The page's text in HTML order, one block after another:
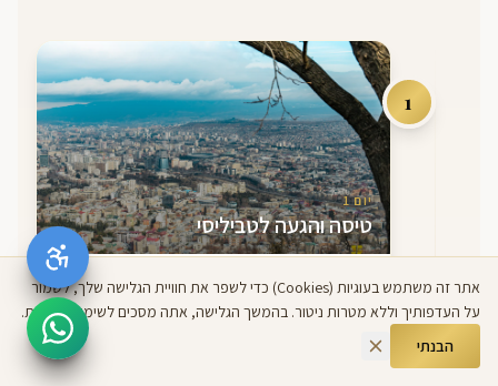
1
יום 1
טיסה והגעה לטביליסי
קבלת פנים בשדה התעופה, עזרה בהמרת מטבע
והעברה מסודרת ופרטית למלון. קבלת חדרים, ארוחת
אתר זה משתמש בעוגיות (Cookies) כדי לשפר את חוויית הגלישה שלך, לשמור
על העדפותיך וללא מטרות ניטור. בהמשך הגלישה, אתה מסכים לשימוש בעוגיות.
הבנתי